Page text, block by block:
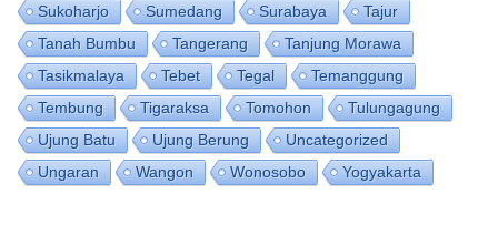
Sukoharjo
Sumedang Surabaya
Tajur
Tanah Bumbu
Tangerang
Tanjung Morawa
Tasikmalaya
Tebet Tegal
Temanggung
Tembung
Tigaraksa Tomohon
Tulungagung
Ujung Batu
Ujung Berung
Uncategorized
Ungaran
Wangon Wonosobo Yogyakarta